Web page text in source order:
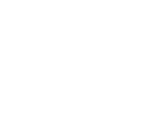
путеводители по